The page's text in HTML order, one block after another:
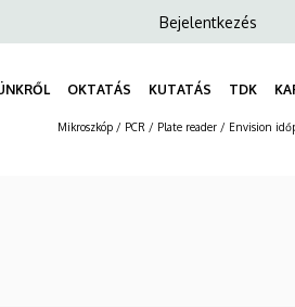
Anonim
fiók
Bejelentkezés
OKTATÁS KUTATÁS TDK
Mikroszkóp / PCR / Plate reader / Envision